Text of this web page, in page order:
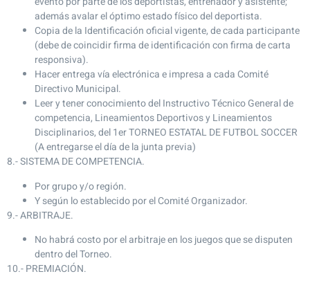
además avalar el óptimo estado físico del deportista.
Copia de la Identificación oficial vigente, de cada participante
(debe de coincidir firma de identificación con firma de carta
responsiva).
Hacer entrega vía electrónica e impresa a cada Comité
Directivo Municipal.
Leer y tener conocimiento del Instructivo Técnico General de
competencia, Lineamientos Deportivos y Lineamientos
Disciplinarios, del 1er TORNEO ESTATAL DE FUTBOL SOCCER
(A entregarse el día de la junta previa)
8.- SISTEMA DE COMPETENCIA.
Por grupo y/o región.
Y según lo establecido por el Comité Organizador.
9.- ARBITRAJE.
No habrá costo por el arbitraje en los juegos que se disputen
dentro del Torneo.
10.- PREMIACIÓN.